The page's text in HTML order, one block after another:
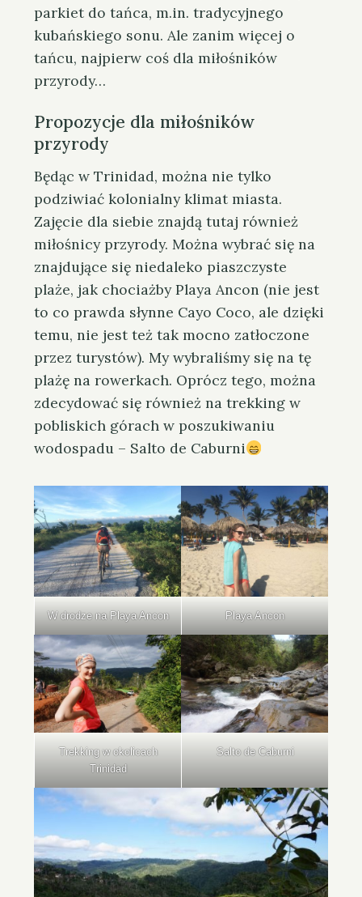
parkiet do tańca, m.in. tradycyjnego
kubańskiego sonu. Ale zanim więcej o
tańcu, najpierw coś dla miłośników
przyrody…
Propozycje dla miłośników
przyrody
Będąc w Trinidad, można nie tylko
podziwiać kolonialny klimat miasta.
Zajęcie dla siebie znajdą tutaj również
miłośnicy przyrody. Można wybrać się na
znajdujące się niedaleko piaszczyste
plaże, jak chociażby Playa Ancon (nie jest
to co prawda słynne Cayo Coco, ale dzięki
temu, nie jest też tak mocno zatłoczone
przez turystów). My wybraliśmy się na tę
plażę na rowerkach. Oprócz tego, można
zdecydować się również na trekking w
pobliskich górach w poszukiwaniu
wodospadu – Salto de Caburni
W drodze na Playa Ancon Playa Ancon
Trekking w okolicach
Trinidad
Salto de Caburni